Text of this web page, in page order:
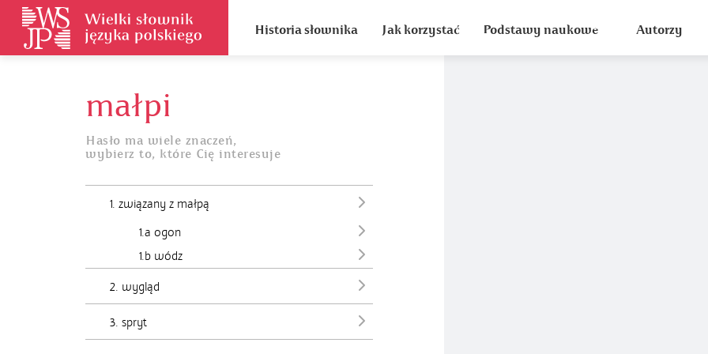
Historia słownika Jak korzystać Podstawy naukowe Autorzy
małpi
Hasło ma wiele znaczeń,
wybierz to, które Cię interesuje
1. związany z małpą
1.a ogon
1.b wódz
2. wygląd
3. spryt